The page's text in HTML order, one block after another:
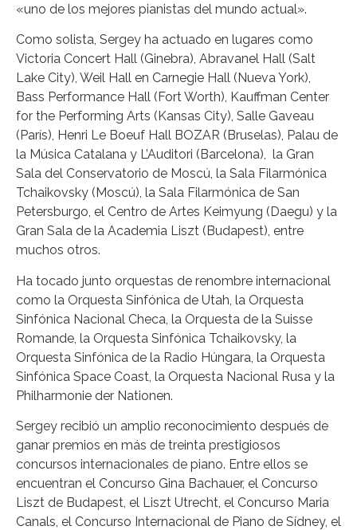
«uno de los mejores pianistas del mundo actual».
Como solista, Sergey ha actuado en lugares como
Victoria Concert Hall (Ginebra), Abravanel Hall (Salt
Lake City), Weil Hall en Carnegie Hall (Nueva York),
Bass Performance Hall (Fort Worth), Kauffman Center
for the Performing Arts (Kansas City), Salle Gaveau
(París), Henri Le Boeuf Hall BOZAR (Bruselas), Palau de
la Música Catalana y L’Auditori (Barcelona), la Gran
Sala del Conservatorio de Moscú, la Sala Filarmónica
Tchaikovsky (Moscú), la Sala Filarmónica de San
Petersburgo, el Centro de Artes Keimyung (Daegu) y la
Gran Sala de la Academia Liszt (Budapest), entre
muchos otros.
Ha tocado junto orquestas de renombre internacional
como la Orquesta Sinfónica de Utah, la Orquesta
Sinfónica Nacional Checa, la Orquesta de la Suisse
Romande, la Orquesta Sinfónica Tchaikovsky, la
Orquesta Sinfónica de la Radio Húngara, la Orquesta
Sinfónica Space Coast, la Orquesta Nacional Rusa y la
Philharmonie der Nationen.
Sergey recibió un amplio reconocimiento después de
ganar premios en más de treinta prestigiosos
concursos internacionales de piano. Entre ellos se
encuentran el Concurso Gina Bachauer, el Concurso
Liszt de Budapest, el Liszt Utrecht, el Concurso Maria
Canals, el Concurso Internacional de Piano de Sídney, el